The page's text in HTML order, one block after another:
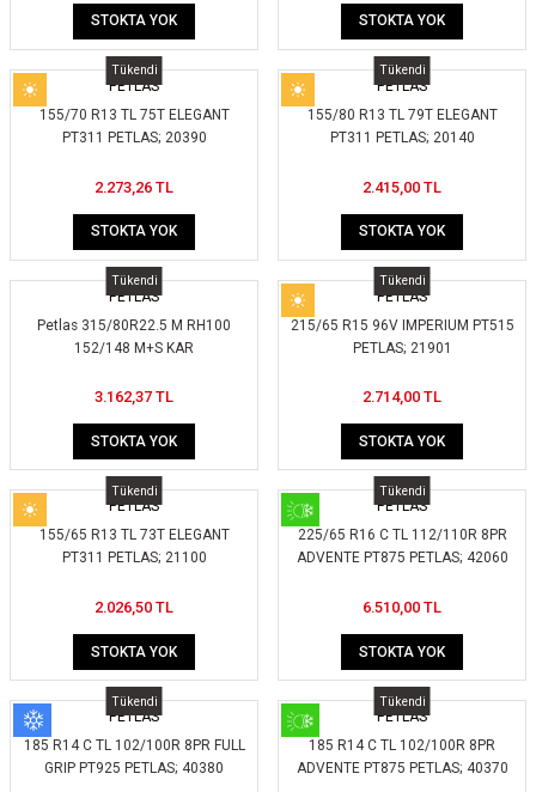
STOKTA YOK STOKTA YOK
Tükendi
PETLAS
155/70 R13 TL 75T ELEGANT
PT311 PETLAS; 20390
2.273,26 TL
STOKTA YOK
Tükendi
PETLAS
155/80 R13 TL 79T ELEGANT
PT311 PETLAS; 20140
2.415,00 TL
STOKTA YOK
Tükendi
PETLAS
Petlas 315/80R22.5 M RH100
152/148 M+S KAR
3.162,37 TL
STOKTA YOK
Tükendi
PETLAS
215/65 R15 96V IMPERIUM PT515
PETLAS; 21901
2.714,00 TL
STOKTA YOK
Tükendi
PETLAS
155/65 R13 TL 73T ELEGANT
PT311 PETLAS; 21100
2.026,50 TL
STOKTA YOK
Tükendi
PETLAS
225/65 R16 C TL 112/110R 8PR
ADVENTE PT875 PETLAS; 42060
6.510,00 TL
STOKTA YOK
Tükendi
PETLAS
185 R14 C TL 102/100R 8PR FULL
GRIP PT925 PETLAS; 40380
Tükendi
PETLAS
185 R14 C TL 102/100R 8PR
ADVENTE PT875 PETLAS; 40370